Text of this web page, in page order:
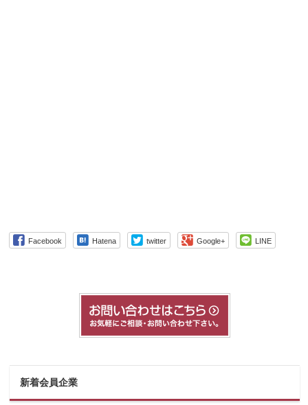
Facebook Hatena twitter Google+ LINE
新着会員企業